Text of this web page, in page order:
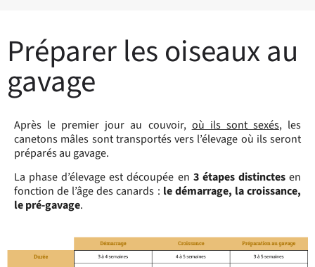
Préparer les oiseaux au
gavage
Après le premier jour au couvoir, où ils sont sexés, les
canetons mâles sont transportés vers l’élevage où ils seront
préparés au gavage.
La phase d’élevage est découpée en 3 étapes distinctesen
fonction de l’âge des canards : le démarrage, la croissance,
le pré-gavage.